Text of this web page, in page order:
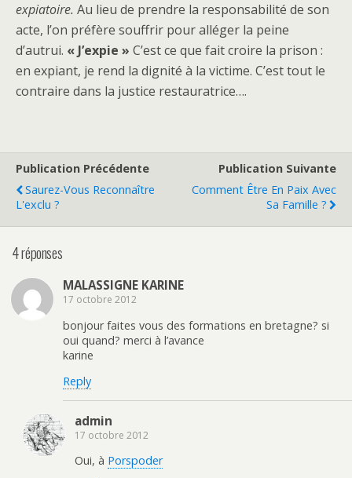
expiatoire. Au lieu de prendre la responsabilité de son
acte, l’on préfère souffrir pour alléger la peine
d’autrui. « J’expie » C’est ce que fait croire la prison :
en expiant, je rend la dignité à la victime. C’est tout le
contraire dans la justice restauratrice….
Publication Précédente
Saurez-Vous Reconnaître
L'exclu ?
Publication Suivante
Comment Être En Paix Avec
Sa Famille ?
4 réponses
MALASSIGNE KARINE
17 octobre 2012
bonjour faites vous des formations en bretagne? si
oui quand? merci à l’avance
karine
Reply
admin
17 octobre 2012
Oui, à Porspoder